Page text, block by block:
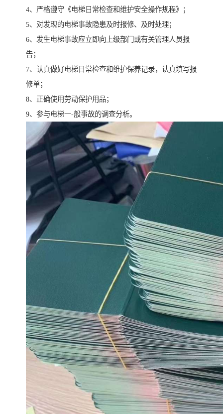
4、严格遵守《电梯日常检查和维护安全操作规程》；
5、对发现的电梯事故隐患及时报修、及时处理；
6、发生电梯事故应立即向上级部门或有关管理人员报
告；
7、认真做好电梯日常检查和维护保养记录，认真填写报
修单；
8、正确使用劳动保护用品；
9、参与电梯一-般事故的调查分析。